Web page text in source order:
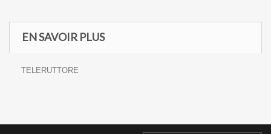
EN SAVOIR PLUS
TELERUTTORE